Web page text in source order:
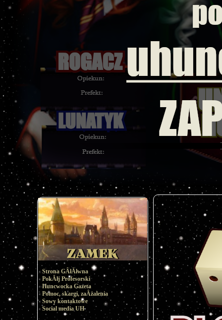
Strona GÂłĂłwna
PokĂłj Profesorski
Huncwocka Gazeta
Pomoc, skargi, zaÂżalenia
Sowy kontaktowe
Social media UH